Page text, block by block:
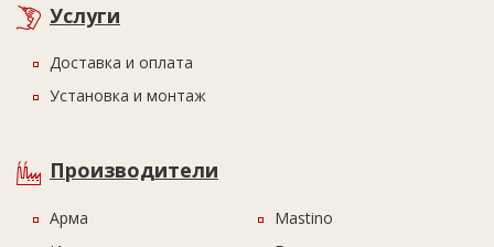
Услуги
Доставка и оплата
Установка и монтаж
Производители
Арма
Mastino